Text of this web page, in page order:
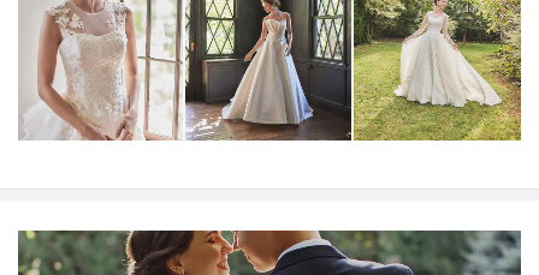
ドレスは全て日本人花嫁向けにサイズ調整。さらに和装
は1903年創業からの伝統を受け継がれている厳選された
お着物や現代の薫りをちりばめた艶やかなコレクショ
ン。すべての花嫁さまへ後悔しないお衣裳選びをお手伝
いさせて頂きます。